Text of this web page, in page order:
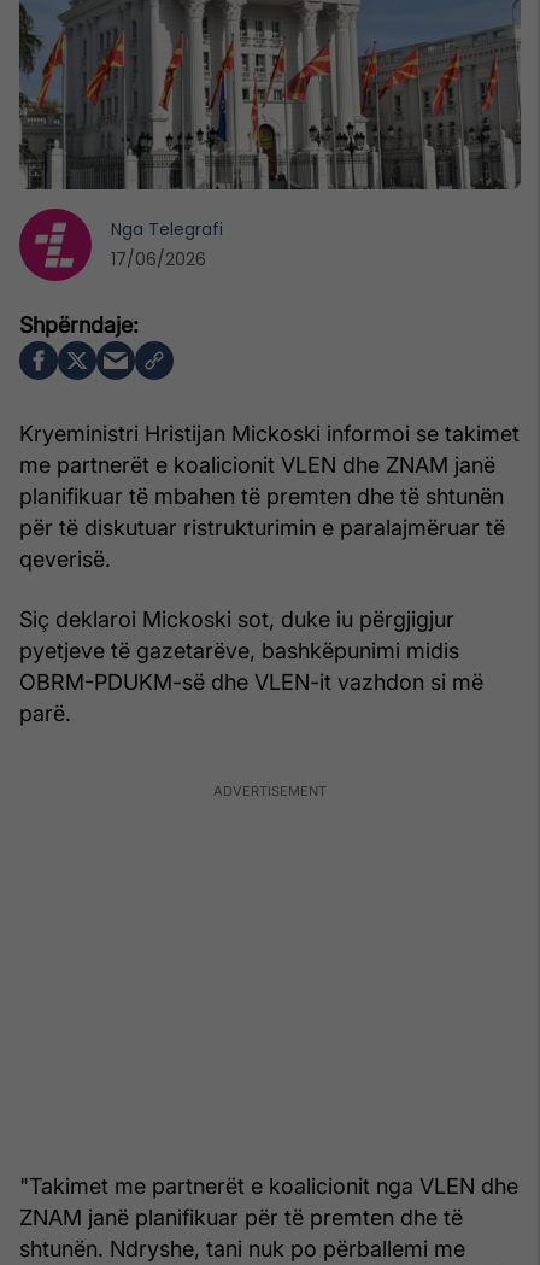
Kryeministri Hristijan Mickoski informoi se takimet
me partnerët e koalicionit VLEN dhe ZNAM janë
planifikuar të mbahen të premten dhe të shtunën
për të diskutuar ristrukturimin e paralajmëruar të
qeverisë.
Siç deklaroi Mickoski sot, duke iu përgjigjur
pyetjeve të gazetarëve, bashkëpunimi midis
OBRM-PDUKM-së dhe VLEN-it vazhdon si më
parë.
"Takimet me partnerët e koalicionit nga VLEN dhe
ZNAM janë planifikuar për të premten dhe të
shtunën. Ndryshe, tani nuk po përballemi me
Nga Telegrafi
17/06/2026